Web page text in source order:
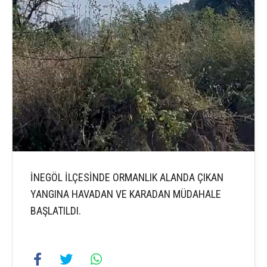
İNEGÖL İLÇESİNDE ORMANLIK ALANDA ÇIKAN
YANGINA HAVADAN VE KARADAN MÜDAHALE
BAŞLATILDI.